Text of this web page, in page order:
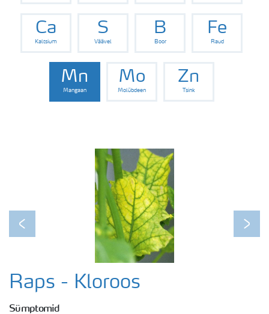
Väetamisprogrammid
Keskkonnahoid
Ca
Kaltsium
S
Väävel
B
Boor
Fe
Raud
Mn
Mangaan
Mo
Molübdeen
Zn
Tsink
Previous Next
Raps - Kloroos
Sümptomid